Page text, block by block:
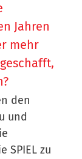
Jahren
mehr
den
und
SPIEL zu